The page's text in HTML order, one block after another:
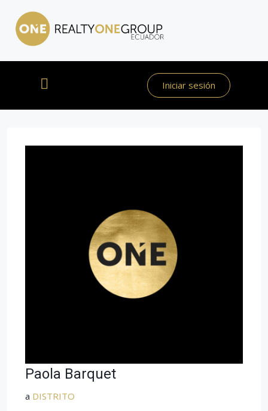
Iniciar sesión
Paola Barquet
a DISTRITO